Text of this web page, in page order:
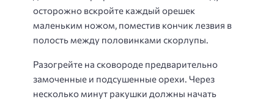
осторожно вскройте каждый орешек
маленьким ножом, поместив кончик лезвия в
полость между половинками скорлупы.
Разогрейте на сковороде предварительно
замоченные и подсушенные орехи. Через
несколько минут ракушки должны начать